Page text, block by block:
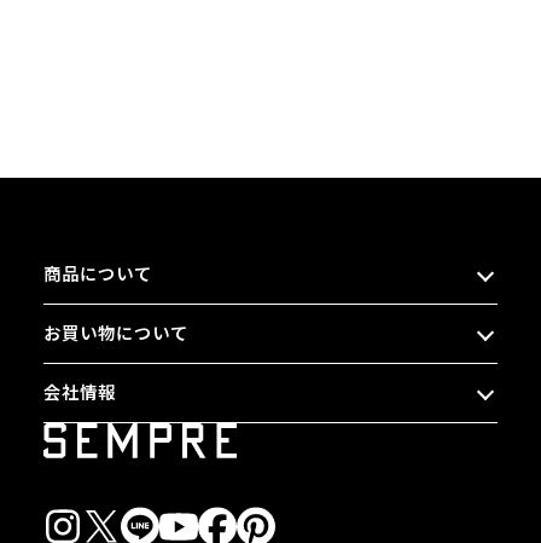
商品について
お買い物について
会社情報